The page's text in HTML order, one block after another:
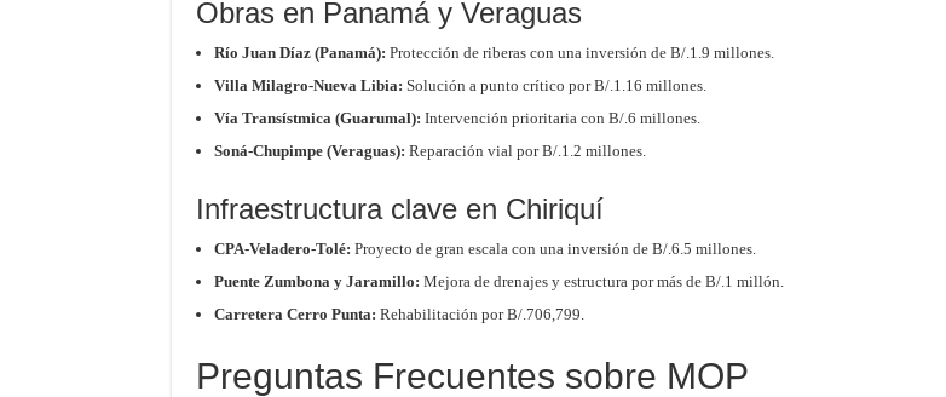
Obras en Panamá y Veraguas
Río Juan Díaz (Panamá): Protección de riberas con una inversión de B/.1.9 millones.
Villa Milagro-Nueva Libia: Solución a punto crítico por B/.1.16 millones.
Vía Transístmica (Guarumal): Intervención prioritaria con B/.6 millones.
Soná-Chupimpe (Veraguas): Reparación vial por B/.1.2 millones.
Infraestructura clave en Chiriquí
CPA-Veladero-Tolé: Proyecto de gran escala con una inversión de B/.6.5 millones.
Puente Zumbona y Jaramillo: Mejora de drenajes y estructura por más de B/.1 millón.
Carretera Cerro Punta: Rehabilitación por B/.706,799.
Preguntas Frecuentes sobre MOP